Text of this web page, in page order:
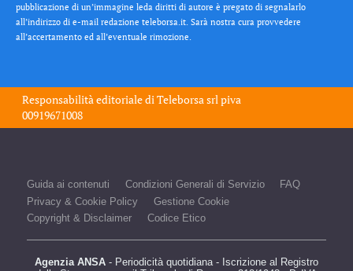
pubblicazione di un’immagine leda diritti di autore è pregato di segnalarlo
all’indirizzo di e-mail redazione teleborsa.it. Sarà nostra cura provvedere
all’accertamento ed all’eventuale rimozione.
Responsabilità editoriale diTeleborsa srlpiva
00919671008
Guida ai contenuti Condizioni Generali di Servizio
FAQ
Privacy & Cookie Policy
Gestione Cookie
Copyright & Disclaimer
Codice Etico
Agenzia ANSA - Periodicità quotidiana - Iscrizione al Registro